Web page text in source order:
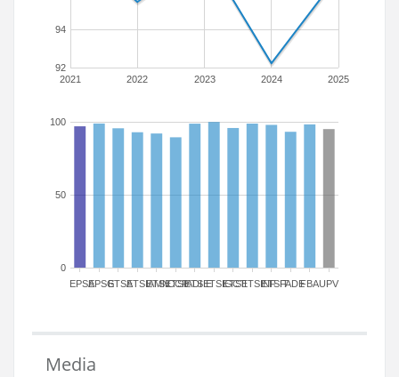
2021 2022 2023 2024 2025
92
94
EPSAEPSGETSAETSIAMN
ETSICCP
ETSIADI
ETSIEETSIGCT
ETSIIETSINFETSITFADEFBAUPV
0
50
100
Media